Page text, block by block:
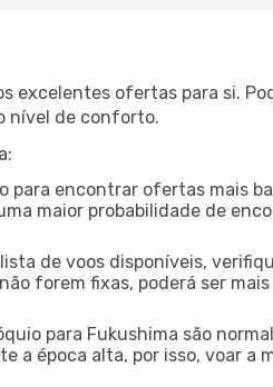
excelentes ofertas para si.
nível de conforto.
para encontrar ofertas mais
maior probabilidade de
de voos disponíveis,
forem fixas, poderá ser
para Fukushima são
época alta, por isso, voar a